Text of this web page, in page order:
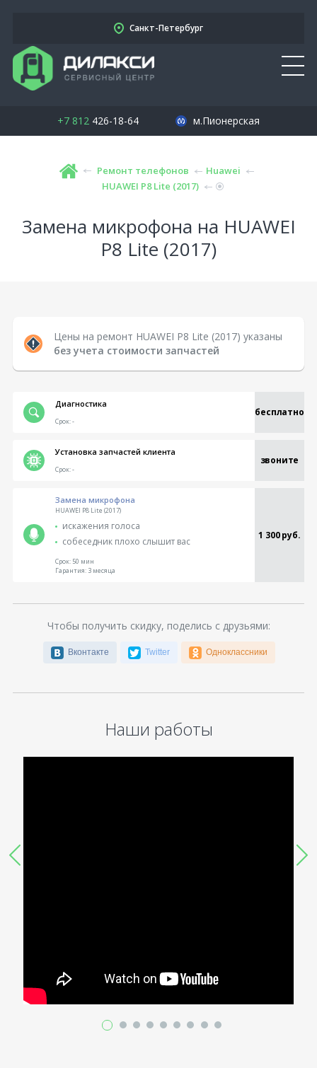
Санкт-Петербург
+7 812426-18-64 м.Пионерская
Ремонт телефонов
Huawei
HUAWEI P8 Lite (2017)
Замена микрофона на HUAWEI
P8 Lite (2017)
Цены на ремонт HUAWEI P8 Lite (2017) указаны
без учета стоимости запчастей
Диагностика
бесплатно
Срок:-
Установка запчастей клиента
звоните
Срок:-
Замена микрофона
HUAWEI P8 Lite (2017)
искажения голоса
собеседник плохо слышит вас
1 300 руб.
Срок:50 мин
Гарантия:3 месяца
Чтобы получить скидку, поделись с друзьями:
Вконтакте Twitter Одноклассники
Наши работы